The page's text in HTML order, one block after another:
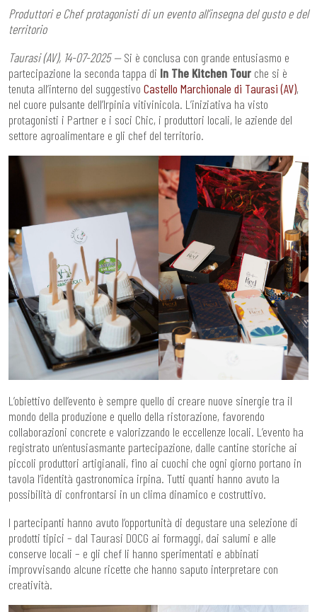
Produttori e Chef protagonisti di un evento all’insegna del gusto e del
territorio
Taurasi (AV), 14-07-2025 —Si è conclusa con grande entusiasmo e
partecipazione la seconda tappa di In The Kitchen Tour che si è
tenuta all’interno del suggestivo Castello Marchionale di Taurasi (AV),
nel cuore pulsante dell’Irpinia vitivinicola. L’iniziativa ha visto
protagonisti i Partner e i soci Chic, i produttori locali, le aziende del
settore agroalimentare e gli chef del territorio.
L’obiettivo dell’evento è sempre quello di creare nuove sinergie tra il
mondo della produzione e quello della ristorazione, favorendo
collaborazioni concrete e valorizzando le eccellenze locali. L’evento ha
registrato un’entusiasmante partecipazione, dalle cantine storiche ai
piccoli produttori artigianali, fino ai cuochi che ogni giorno portano in
tavola l’identità gastronomica irpina. Tutti quanti hanno avuto la
possibilità di confrontarsi in un clima dinamico e costruttivo.
I partecipanti hanno avuto l’opportunità di degustare una selezione di
prodotti tipici – dal Taurasi DOCG ai formaggi, dai salumi e alle
conserve locali – e gli chef li hanno sperimentati e abbinati
improvvisando alcune ricette che hanno saputo interpretare con
creatività.